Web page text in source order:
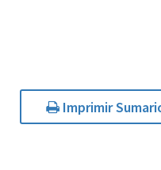
Imprimir